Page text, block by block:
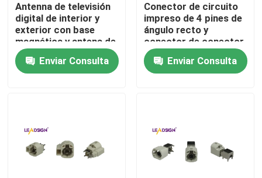
Control de calidad
Contáctenos
Conector de FAKRA HSD
Antenna de televisión
digital de interior y
exterior con base
magnética y antena de
televisión por cable de
16,5 pies de largo
para un alcance de 50
Enviar Consulta
Conector de circuito
impreso de 4 pines de
ángulo recto y
conector de conector
de circuito impreso
para automóviles HSD
LVDS
Enviar Consulta